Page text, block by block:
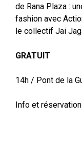
de Rana Plaza :
fashion avec
le collectif Jai
GRATUIT
14h / Pont de la
Info et